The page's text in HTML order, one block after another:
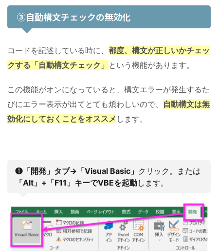
③自動構文チェックの無効化
コードを記述している時に、 都度、構文が正しいかチェッ
クする「自動構文チェック」 という機能があります。
この機能がオンになっていると、構文エラーが発生するた
びにエラー表示が出てとても煩わしいので、 自動構文は無
効化にしておくことをオススメ します。
❶ 「開発」タブ→「Visual Basic」 クリック。または
「Alt」+「F11」キーでVBEを起動します。